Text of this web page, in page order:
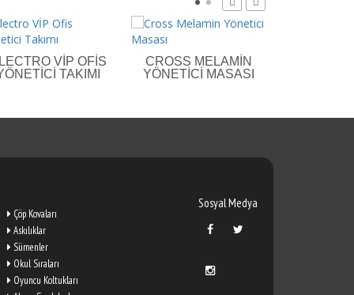
VİP OFIS
TAKIMI
CROSS MELAMIN
YÖNETICI MASASI
Çöp Kovaları
Askılıklar
Sümenler
Okul Sıraları
Oyuncu Koltukları
Sosyal Medya